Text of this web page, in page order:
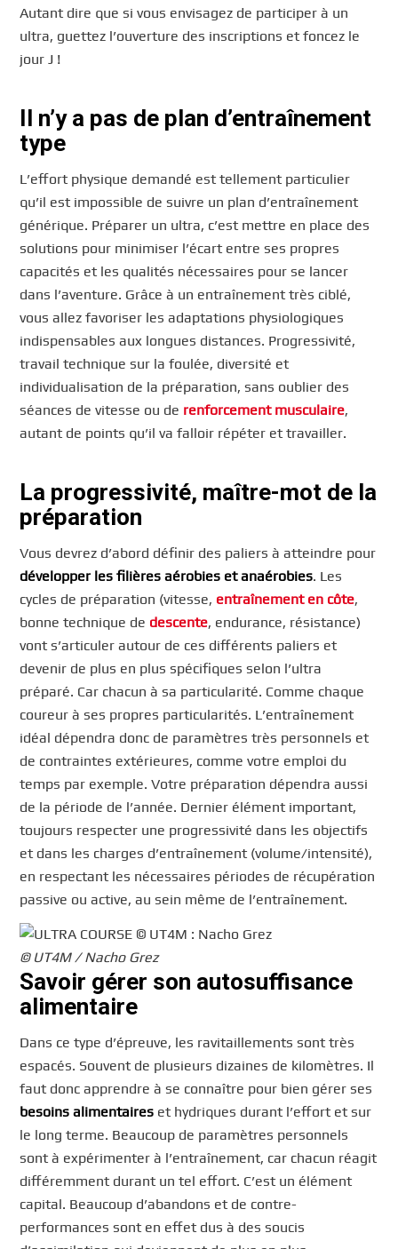
Autant dire que si vous envisagez de participer à un
ultra, guettez l’ouverture des inscriptions et foncez le
jour J !
Il n’y a pas de plan d’entraînement
type
L’effort physique demandé est tellement particulier
qu’il est impossible de suivre un plan d’entraînement
générique. Préparer un ultra, c’est mettre en place des
solutions pour minimiser l’écart entre ses propres
capacités et les qualités nécessaires pour se lancer
dans l’aventure. Grâce à un entraînement très ciblé,
vous allez favoriser les adaptations physiologiques
indispensables aux longues distances. Progressivité,
travail technique sur la foulée, diversité et
individualisation de la préparation, sans oublier des
séances de vitesse ou de renforcement musculaire,
autant de points qu’il va falloir répéter et travailler.
La progressivité, maître-mot de la
préparation
Vous devrez d’abord définir des paliers à atteindre pour
développer les filières aérobies et anaérobies. Les
cycles de préparation (vitesse, entraînement en côte,
bonne technique de descente, endurance, résistance)
vont s’articuler autour de ces différents paliers et
devenir de plus en plus spécifiques selon l’ultra
préparé. Car chacun à sa particularité. Comme chaque
coureur à ses propres particularités. L’entraînement
idéal dépendra donc de paramètres très personnels et
de contraintes extérieures, comme votre emploi du
temps par exemple. Votre préparation dépendra aussi
de la période de l’année. Dernier élément important,
toujours respecter une progressivité dans les objectifs
et dans les charges d’entraînement (volume/intensité),
en respectant les nécessaires périodes de récupération
passive ou active, au sein même de l’entraînement.
© UT4M / Nacho Grez
Savoir gérer son autosuffisance
alimentaire
Dans ce type d’épreuve, les ravitaillements sont très
espacés. Souvent de plusieurs dizaines de kilomètres. Il
faut donc apprendre à se connaître pour bien gérer ses
besoins alimentaires et hydriques durant l’effort et sur
le long terme. Beaucoup de paramètres personnels
sont à expérimenter à l’entraînement, car chacun réagit
différemment durant un tel effort. C’est un élément
capital. Beaucoup d’abandons et de contre-
performances sont en effet dus à des soucis